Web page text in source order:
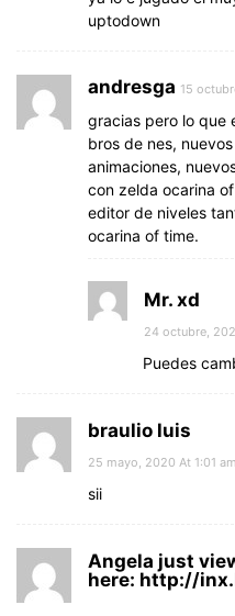
uptodown
andresga 15
gracias pero lo que
bros de nes,
animaciones,
con zelda ocarina
editor de niveles
ocarina of time.
Mr. xd
24 octubre,
Puedes
braulio luis
25 mayo, 2020 At 1:01 am
sii
Angela just
here: http://